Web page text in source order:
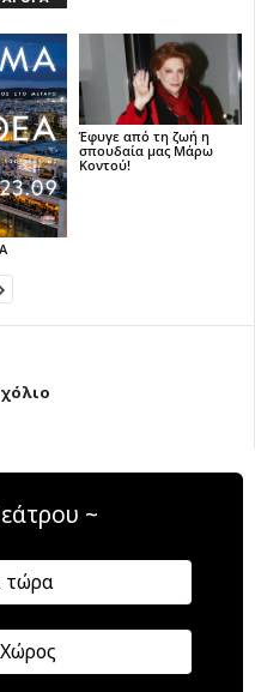
Έφυγε από τη ζωή η
σπουδαία μας Μάρω
Κοντού!
~
τώρα